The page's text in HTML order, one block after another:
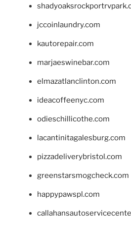
jccoinlaundry.com
kautorepair.com
marjaeswinebar.com
elmazatlanclinton.com
ideacoffeenyc.com
odieschillicothe.com
lacantinitagalesburg.com
pizzadeliverybristol.com
greenstarsmogcheck.com
happypawspl.com